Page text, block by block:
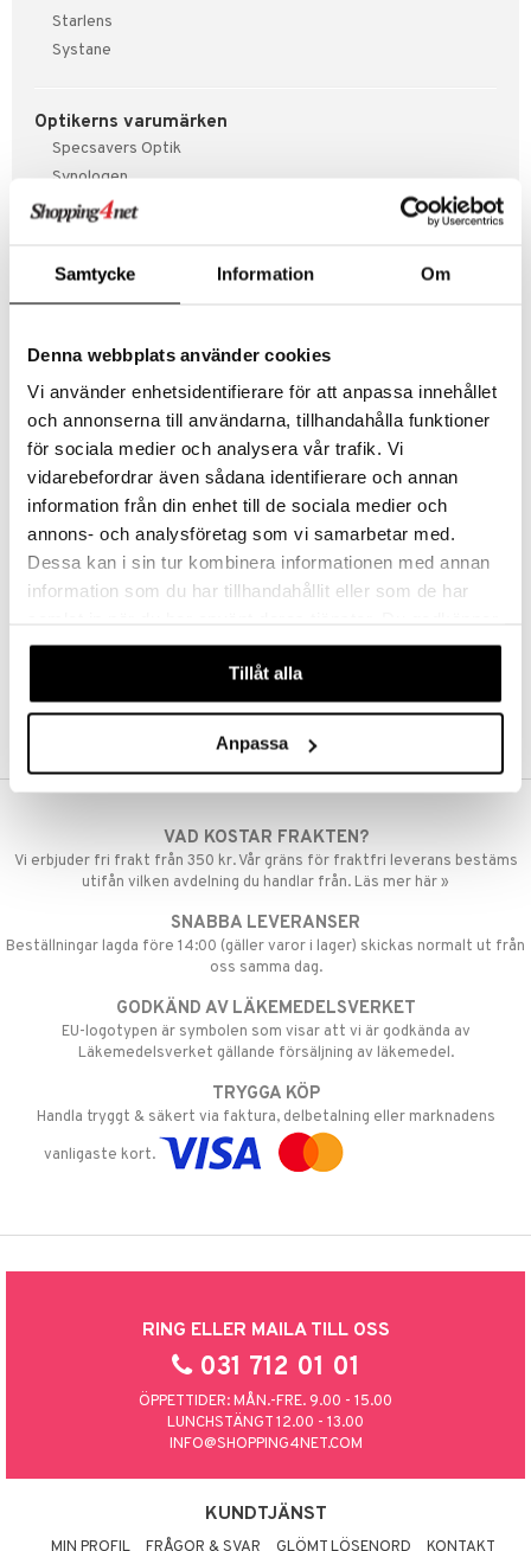
Samtycke Information Om
Denna webbplats använder cookies
Vi använder enhetsidentifierare för att anpassa innehållet
och annonserna till användarna, tillhandahålla funktioner
för sociala medier och analysera vår trafik. Vi
vidarebefordrar även sådana identifierare och annan
information från din enhet till de sociala medier och
annons- och analysföretag som vi samarbetar med.
Dessa kan i sin tur kombinera informationen med annan
information som du har tillhandahållit eller som de har
våra cookies vid fortsatt användande av vår webbplats.
Tillåt alla
Anpassa
Starlens
Systane
Optikerns varumärken
Specsavers Optik
Synologen
Synoptik
VAD KOSTAR FRAKTEN?
Vi erbjuder fri frakt från 350 kr. Vår gräns för fraktfri leverans bestäms
utifån vilken avdelning du handlar från. Läs mer här »
SNABBA LEVERANSER
Beställningar lagda före 14:00 (gäller varor i lager) skickas normalt ut från
oss samma dag.
GODKÄND AV LÄKEMEDELSVERKET
EU-logotypen är symbolen som visar att vi är godkända av
Läkemedelsverket gällande försäljning av läkemedel.
TRYGGA KÖP
Handla tryggt & säkert via faktura, delbetalning eller marknadens
vanligaste kort.
RING ELLER MAILA TILL OSS
031 712 01 01
ÖPPETTIDER: MÅN.-FRE. 9.00 - 15.00
LUNCHSTÄNGT 12.00 - 13.00
INFO@SHOPPING4NET.COM
KUNDTJÄNST